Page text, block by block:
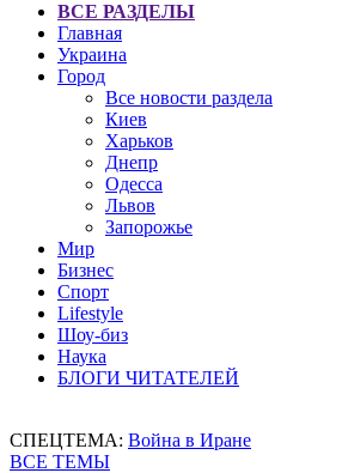
ВСЕ РАЗДЕЛЫ
Главная
Украина
Город
Все новости раздела
Киев
Харьков
Днепр
Одесса
Львов
Запорожье
Мир
Бизнес
Спорт
Lifestyle
Шоу-биз
Наука
БЛОГИ ЧИТАТЕЛЕЙ
СПЕЦТЕМА: Война в Иране
ВСЕ ТЕМЫ